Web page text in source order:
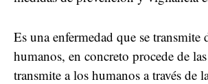
Es una enfermedad que se transmite
humanos, en concreto procede de
transmite a los humanos a través de